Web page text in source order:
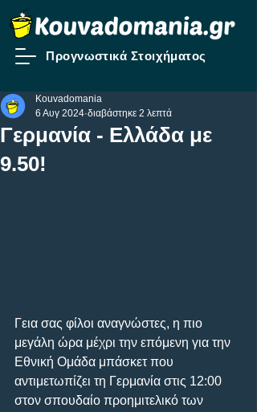
Προγνωστικά Στοιχήματος
Γερμανία - Ελλάδα με
9.50!
Kouvadomania
6 Αυγ 2024 διαβάστηκε 2 λεπτά
Γεια σας φίλοι αναγνώστες, η πιο
μεγάλη ώρα μέχρι την επόμενη για την
Εθνική Ομάδα μπάσκετ που
αντιμετωπίζει τη Γερμανία στις 12:00
στον σπουδαίο προημιτελικό των